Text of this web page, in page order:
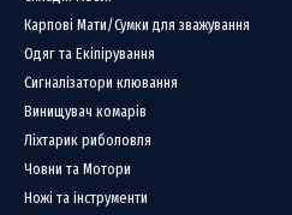
Fishing, Ви можете купити ніж
леза та типом рукояті.
Skif;
щодо вибору ножа;
Карпові Мати/Сумки для зважування
Одяг та Екіпірування
Сигналізатори клювання
Винищувач комарів
Ліхтарик риболовля
Човни та Мотори
Ножі та інструменти